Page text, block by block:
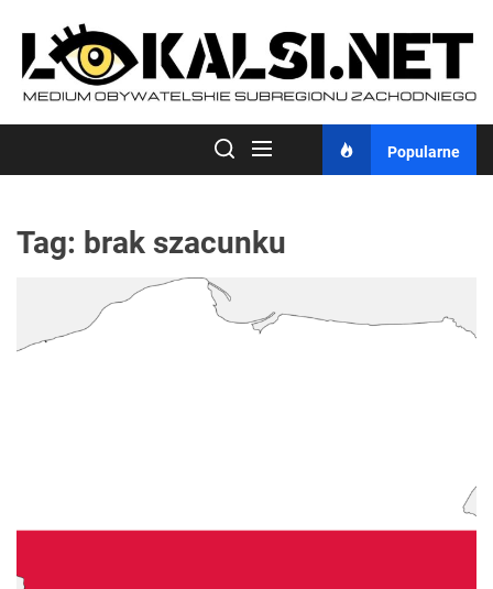
content
Popularne
Tag: brak szacunku